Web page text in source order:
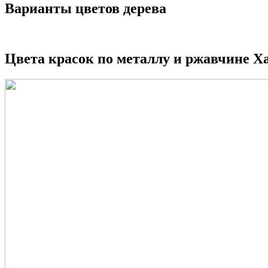
Варианты цветов дерева
Цвета красок по металлу и ржавчине